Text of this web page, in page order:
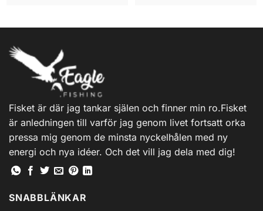
Fisket är där jag tankar själen och finner min ro.Fisket
är anledningen till varför jag genom livet fortsatt orka
pressa mig genom de minsta nyckelhålen med ny
energi och nya idéer. Och det vill jag dela med dig!
SNABBLÄNKAR